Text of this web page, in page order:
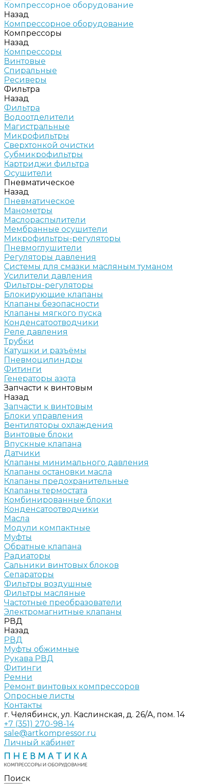
Компрессорное оборудование
Назад
Компрессорное оборудование
Компрессоры
Назад
Компрессоры
Винтовые
Спиральные
Ресиверы
Фильтра
Назад
Фильтра
Водоотделители
Магистральные
Микрофильтры
Сверхтонкой очистки
Субмикрофильтры
Картриджи фильтра
Осушители
Пневматическое
Назад
Пневматическое
Манометры
Маслораспылители
Мембранные осушители
Микрофильтры-регуляторы
Пневмоглушители
Регуляторы давления
Системы для смазки масляным туманом
Усилители давления
Фильтры-регуляторы
Блокирующие клапаны
Клапаны безопасности
Клапаны мягкого пуска
Конденсатоотводчики
Реле давления
Трубки
Катушки и разъёмы
Пневмоцилиндры
Фитинги
Генераторы азота
Запчасти к винтовым
Назад
Запчасти к винтовым
Блоки управления
Вентиляторы охлаждения
Винтовые блоки
Впускные клапана
Датчики
Клапаны минимального давления
Клапаны остановки масла
Клапаны предохранительные
Клапаны термостата
Комбинированные блоки
Конденсатоотводчики
Масла
Модули компактные
Муфты
Обратные клапана
Радиаторы
Сальники винтовых блоков
Сепараторы
Фильтры воздушные
Фильтры масляные
Частотные преобразователи
Электромагнитные клапаны
РВД
Назад
РВД
Муфты обжимные
Рукава РВД
Фитинги
Ремни
Ремонт винтовых компрессоров
Опросные листы
Контакты
г. Челябинск, ул. Каслинская, д. 26/А, пом. 14
+7 (351) 270-98-14
sale@artkompressor.ru
Личный кабинет
Поиск